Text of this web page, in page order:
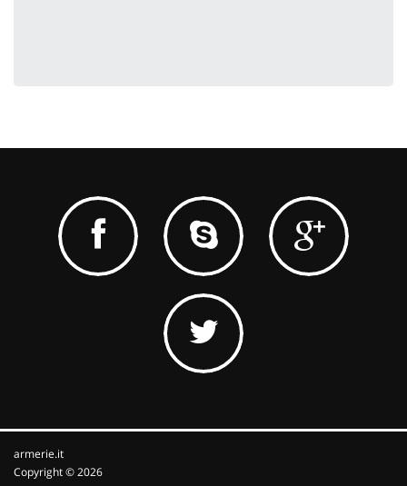
armerie.it
Copyright © 2026